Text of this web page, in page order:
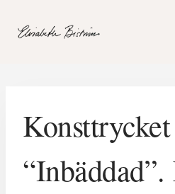
direkt
Konsttrycket